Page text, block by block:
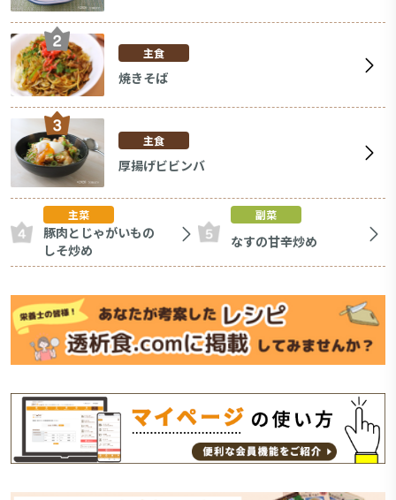
主食
焼きそば
主食
厚揚げビビンバ
主菜
豚肉とじゃがいもの
しそ炒め
副菜
なすの甘辛炒め